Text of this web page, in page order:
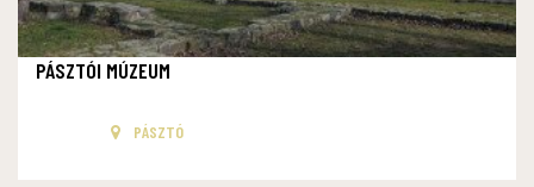
PÁSZTÓI MÚZEUM
PÁSZTÓ